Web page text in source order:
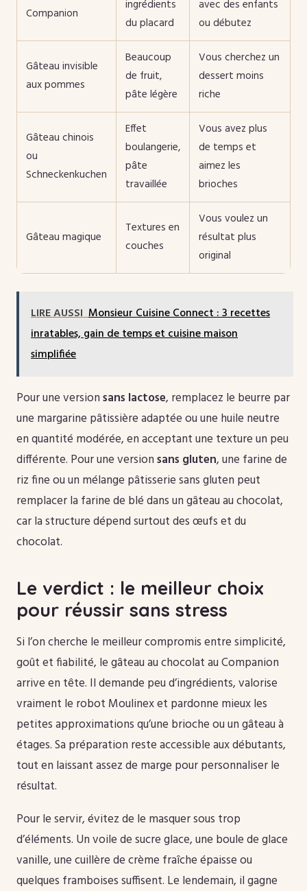
Companion
ingrédients
du placard
avec des enfants
ou débutez
Gâteau invisible
aux pommes
Beaucoup
de fruit,
pâte légère
Vous cherchez un
dessert moins
riche
Gâteau chinois
ou
Schneckenkuchen
Effet
boulangerie,
pâte
travaillée
Vous avez plus
de temps et
aimez les
brioches
Gâteau magique
Textures en
couches
Vous voulez un
résultat plus
original
LIRE AUSSI Monsieur Cuisine Connect : 3 recettes
inratables, gain de temps et cuisine maison
simplifiée
Pour une versionsans lactose, remplacez le beurre par
une margarine pâtissière adaptée ou une huile neutre
en quantité modérée, en acceptant une texture un peu
différente. Pour une versionsans gluten, une farine de
riz fine ou un mélange pâtisserie sans gluten peut
remplacer la farine de blé dans un gâteau au chocolat,
car la structure dépend surtout des œufs et du
chocolat.
Le verdict : le meilleur choix
pour réussir sans stress
Si l’on cherche le meilleur compromis entre simplicité,
goût et fiabilité, le gâteau au chocolat au Companion
arrive en tête. Il demande peu d’ingrédients, valorise
vraiment le robot Moulinex et pardonne mieux les
petites approximations qu’une brioche ou un gâteau à
étages. Sa préparation reste accessible aux débutants,
tout en laissant assez de marge pour personnaliser le
résultat.
Pour le servir, évitez de le masquer sous trop
d’éléments. Un voile de sucre glace, une boule de glace
vanille, une cuillère de crème fraîche épaisse ou
quelques framboises suffisent. Le lendemain, il gagne